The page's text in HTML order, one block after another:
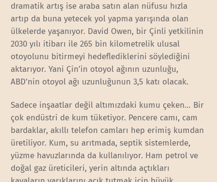
dramatik artış ise araba satın alan nüfusu hızla
artıp da buna yetecek yol yapma yarışında olan
ülkelerde yaşanıyor. David Owen, bir Çinli yetkilinin
2030 yılı itibarı ile 265 bin kilometrelik ulusal
otoyolunu bitirmeyi hedeflediklerini söylediğini
aktarıyor. Yani Çin’in otoyol ağının uzunluğu,
ABD’nin otoyol ağı uzunluğunun 3,5 katı olacak.
Sadece inşaatlar değil altımızdaki kumu çeken… Bir
çok endüstri de kum tüketiyor. Pencere camı, cam
bardaklar, akıllı telefon camları hep erimiş kumdan
üretiliyor. Kum, su arıtmada, septik sistemlerde,
yüzme havuzlarında da kullanılıyor. Ham petrol ve
doğal gaz üreticileri, yerin altında açtıkları